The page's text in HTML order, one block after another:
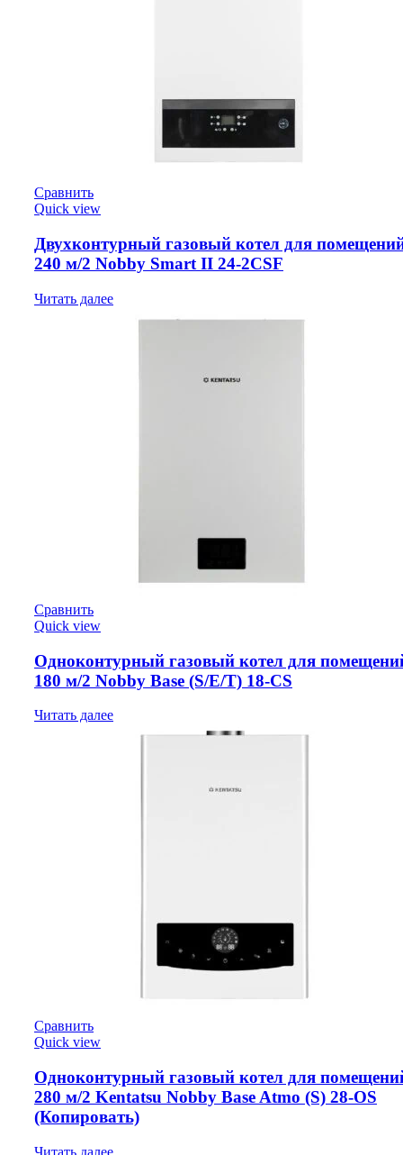
Сравнить
Quick view
Двухконтурный газовый котел для
240 м/2 Nobby Smart II 24‑2CSF
Читать далее
Сравнить
Quick view
Одноконтурный газовый котел для
180 м/2 Nobby Base (S/E/T) 18-CS
Читать далее
Сравнить
Quick view
Одноконтурный газовый котел для
280 м/2 Kentatsu Nobby Base Atmo (S) 28-OS
(Копировать)
Читать далее